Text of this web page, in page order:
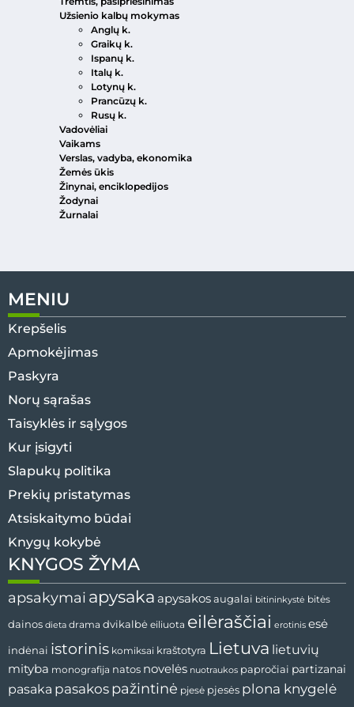
Užsienio kalbų mokymas
Anglų k.
Graikų k.
Ispanų k.
Italų k.
Lotynų k.
Prancūzų k.
Rusų k.
Vadovėliai
Vaikams
Verslas, vadyba, ekonomika
Žemės ūkis
Žinynai, enciklopedijos
Žodynai
Žurnalai
MENIU
Krepšelis
Apmokėjimas
Paskyra
Norų sąrašas
Taisyklės ir sąlygos
Kur įsigyti
Slapukų politika
Prekių pristatymas
Atsiskaitymo būdai
Knygų kokybė
KNYGOS ŽYMA
apsakymai apysaka apysakos augalai bitininkystė bitės
dainos dieta drama dvikalbė eiliuota eilėraščiai erotinis esė
indėnai istorinis komiksai kraštotyra Lietuva lietuvių
mityba monografija natos novelės nuotraukos papročiai partizanai
pasaka pasakos pažintinė pjesė pjesės plona knygelė